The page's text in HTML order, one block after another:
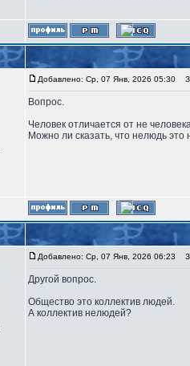
Добавлено: Ср, 07 Янв, 2026 05:30
Вопрос.
Человек отличается от не
Можно ли сказать, что нелюдь это
Добавлено: Ср, 07 Янв, 2026 06:23
Другой вопрос.
Общество это коллектив людей.
А коллектив нелюдей?